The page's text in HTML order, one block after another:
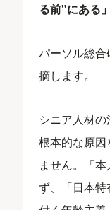
る前"にある」
パーソル総
摘します。
シニア人材の
根本的な原
ません。「
ず、「日本